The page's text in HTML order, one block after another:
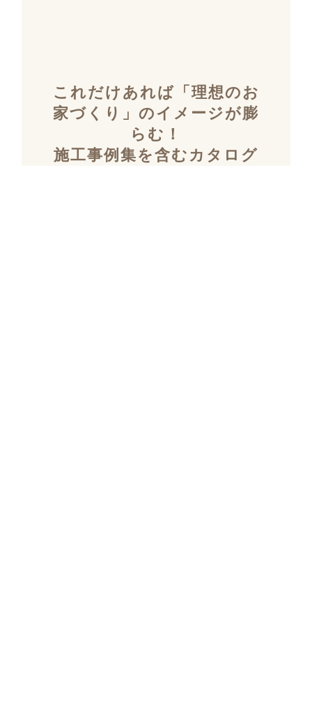
これだけあれば「理想のお
家づくり」のイメージが膨
らむ！
施工事例集を含むカタログ